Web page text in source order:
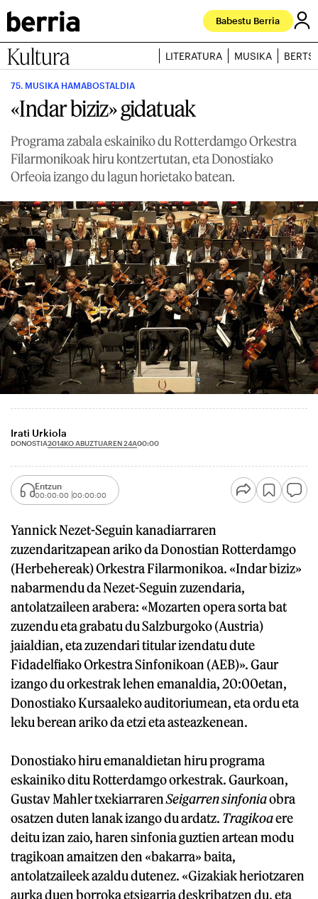
Babestu Berria
Kultura LITERATURA MUSIKA
75. MUSIKA HAMABOSTALDIA
«Indar biziz» gidatuak
Programa zabala eskainiko du Rotterdamgo Orkestra
Filarmonikoak hiru kontzertutan, eta Donostiako
Orfeoia izango du lagun horietako batean.
Irati Urkiola
DONOSTIA2014KO ABUZTUAREN 24A00:00
Entzun
00:00:00 00:00:00
Yannick Nezet-Seguin kanadiarraren
zuzendaritzapean ariko da Donostian Rotterdamgo
(Herbehereak) Orkestra Filarmonikoa. «Indar biziz»
nabarmendu da Nezet-Seguin zuzendaria,
antolatzaileen arabera: «Mozarten opera sorta bat
zuzendu eta grabatu du Salzburgoko (Austria)
jaialdian, eta zuzendari titular izendatu dute
Fidadelfiako Orkestra Sinfonikoan (AEB)». Gaur
izango du orkestrak lehen emanaldia, 20:00etan,
Donostiako Kursaaleko auditoriumean, eta ordu eta
leku berean ariko da etzi eta asteazkenean.
Donostiako hiru emanaldietan hiru programa
eskainiko ditu Rotterdamgo orkestrak. Gaurkoan,
Gustav Mahler txekiarrarenSeigarren sinfoniaobra
osatzen duten lanak izango du ardatz. Tragikoaere
deitu izan zaio, haren sinfonia guztien artean modu
tragikoan amaitzen den «bakarra» baita,
antolatzaileek azaldu dutenez. «Gizakiak heriotzaren
aurka duen borroka etsigarria deskribatzen du, eta